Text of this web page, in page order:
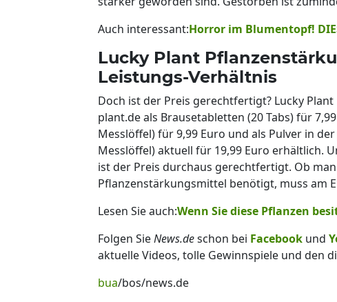
Auch interessant:Horror im Blumentopf!
Lucky Plant
Leistungs-Verhältnis
Doch ist der Preis gerechtfertigt? Lucky
plant.de als Brausetabletten (20 Tabs) für
Messlöffel) für 9,99 Euro und als Pulver in
Messlöffel) aktuell für 19,99 Euro erhältlich.
ist der Preis durchaus gerechtfertigt. Ob
Pflanzenstärkungsmittel benötigt, muss am
Lesen Sie auch:Wenn Sie diese Pflanzen
Folgen SieNews.deschon bei Facebook und
aktuelle Videos, tolle Gewinnspiele und den
bua/bos/news.de